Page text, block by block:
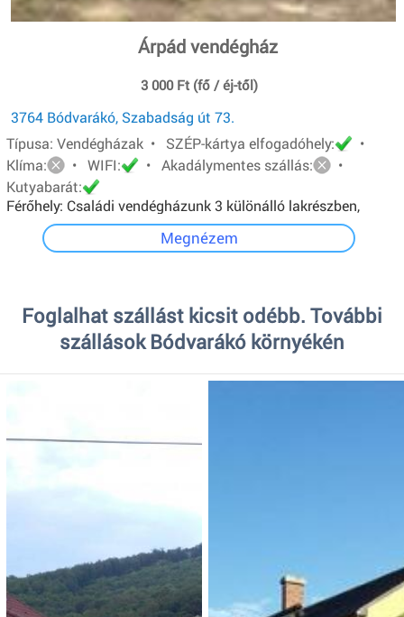
Árpád vendégház
3 000 Ft (fő / éj-től)
3764 Bódvarákó, Szabadság út 73.
Típusa: Vendégházak • SZÉP-kártya elfogadóhely:
•
Klíma:
• WIFI: • Akadálymentes szállás:
•
Kutyabarát:
Férőhely: Családi vendégházunk 3 különálló lakrészben,
összesen 22 fő részére biztosít kényelmes pihenést.
Megnézem
Foglalhat szállást kicsit odébb. További
szállások Bódvarákó környékén